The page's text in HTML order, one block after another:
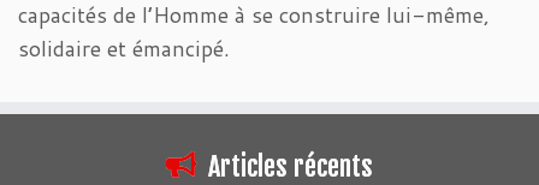
capacités de l’Homme à se construire lui-même,
solidaire et émancipé.
Articles récents